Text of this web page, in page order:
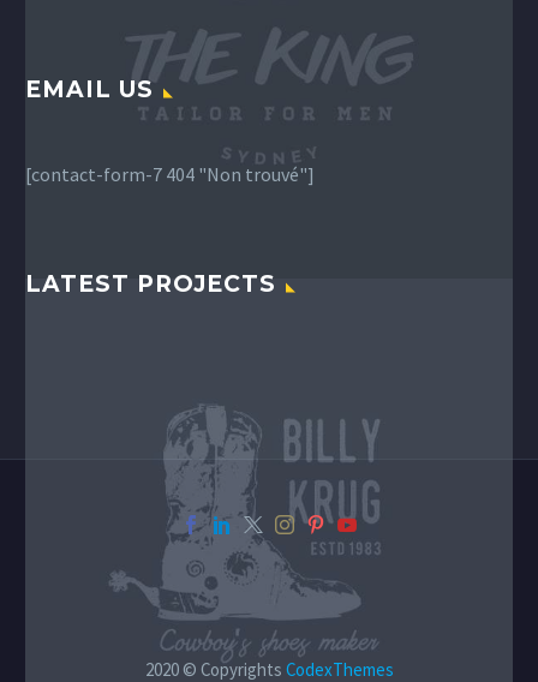
EMAIL US
[contact-form-7 404 "Non trouvé"]
LATEST PROJECTS
2020 © Copyrights CodexThemes